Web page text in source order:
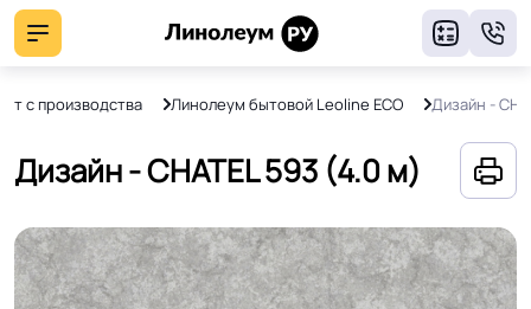
с производства Линолеум бытовой Leoline ECO Дизайн -
Дизайн - CHATEL 593 (4.0 м)